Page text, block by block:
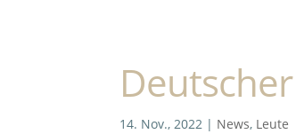
14. Nov., 2022 | News, Leute